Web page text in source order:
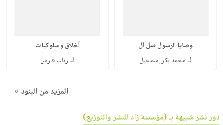
وصايا الرسول صل ال
لـ محمد بكر إسماعيل
أخلاق وسلوكيات
لـ رباب فارس
المزيد من البنود »
دور نشر شبيهة بـ (مؤسسة زاد للنشر والتوزيع)